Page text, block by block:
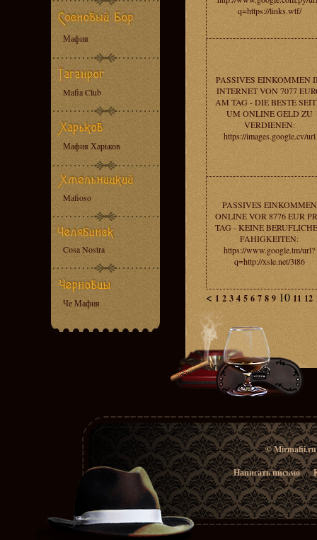
Мафия
Mafia Club
Мафия Харьков
Mafioso
Cosa Nostra
Че Мафия
q=https://links.wtf/
PASSIVES EINKOMMEN
INTERNET VON 7077
AM TAG - DIE BESTE
UM ONLINE GELD ZU
VERDIENEN:
https://images.google.cv/url
PASSIVES EINKOMMEN
ONLINE VOR 8776 EUR
TAG - KEINE
FAHIGKEITEN:
https://www.google.tm/url?
q=http://xsle.net/3t86
< 1 2 3 4 5 6 7 8 9 10 11 12
© Mirmafii.ru
Написать письмо